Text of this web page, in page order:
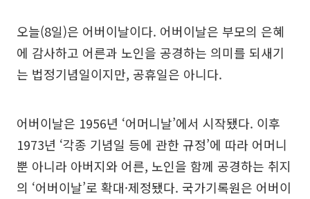
오늘(8일)은 어버이날이다. 어버이날은 부모의 은혜
에 감사하고 어른과 노인을 공경하는 의미를 되새기
는 법정기념일이지만, 공휴일은 아니다.
어버이날은 1956년 ‘어머니날’에서 시작됐다. 이후
1973년 ‘각종 기념일 등에 관한 규정’에 따라 어머니
뿐 아니라 아버지와 어른, 노인을 함께 공경하는 취지
의 ‘어버이날’로 확대·제정됐다. 국가기록원은 어버이